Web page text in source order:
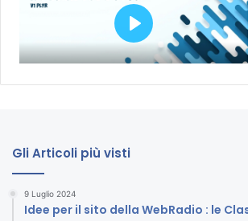
Gli Articoli più visti
9 Luglio 2024
Idee per il sito della WebRadio : le